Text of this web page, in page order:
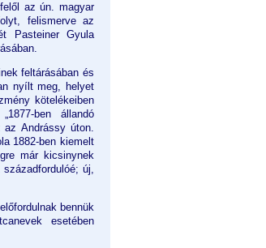
az ún. magyar
felismerve az
Pasteiner Gyula
feltárásában és
nyílt meg, helyet
kötelékeiben
ben állandó
Andrássy úton.
1882-ben kiemelt
már kicsinynek
új,
bennük
esetében